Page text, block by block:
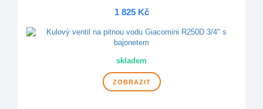
1 825 Kč
skladem
ZOBRAZIT